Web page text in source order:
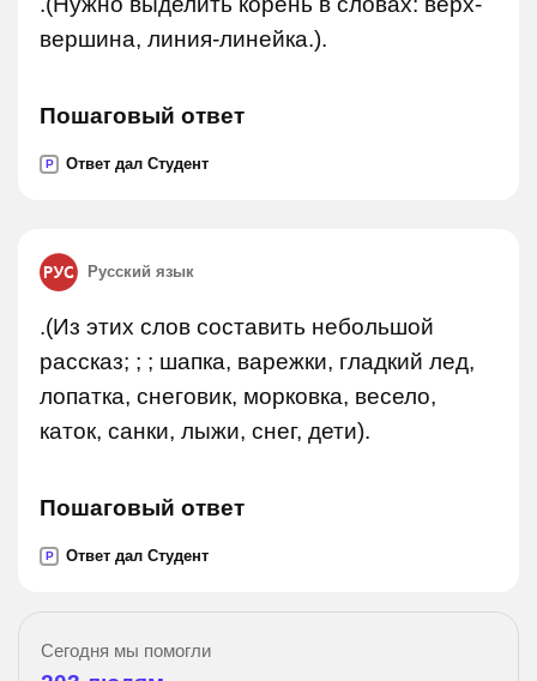
вершина, линия-линейка.).
Пошаговый ответ
P Ответ дал Студент
Русский язык
.(Из этих слов составить небольшой
рассказ; ; ; шапка, варежки, гладкий лед,
лопатка, снеговик, морковка, весело,
каток, санки, лыжи, снег, дети).
Пошаговый ответ
P Ответ дал Студент
Сегодня мы помогли